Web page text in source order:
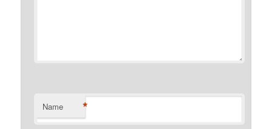
Name *